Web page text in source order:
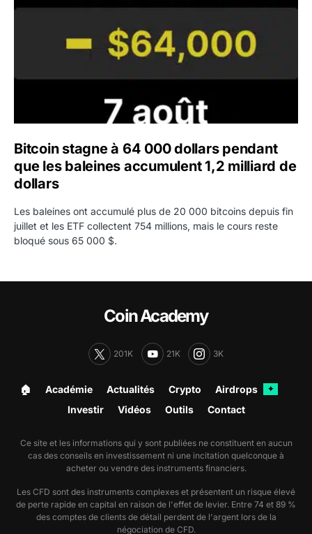
Bitcoin stagne à 64 000 dollars pendant
que les baleines accumulent 1,2 milliard de
dollars
Les baleines ont accumulé plus de 20 000 bitcoins depuis fin
juillet et les ETF collectent 754 millions, mais le cours reste
bloqué sous 65 000 $.
Coin Academy
201K 21K 3K
🏠︎ Académie Actualités Crypto Airdrops ✦
Investir Vidéos Outils Contact
Ce site et les informations qui y sont publiées ne constituent en aucun
cas des conseils en investissement ni une incitation quelconque à
acheter ou vendre des instruments financiers.
Les CFD sont des instruments complexes et présentent un risque élevé
de perte rapide en capital en raison de l'effet de levier. Entre 74 et 89 %
des comptes de clients de détail perdent de l'argent lors de la
négociation de CFD.